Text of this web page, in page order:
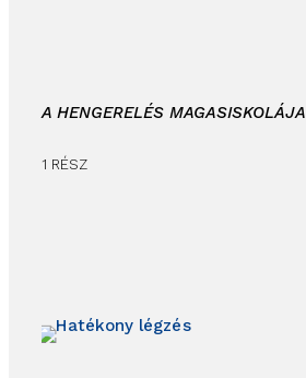
A HENGERELÉS MAGASISKOLÁJA
1 RÉSZ